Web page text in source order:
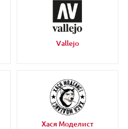
Vallejo
Хася Моделист